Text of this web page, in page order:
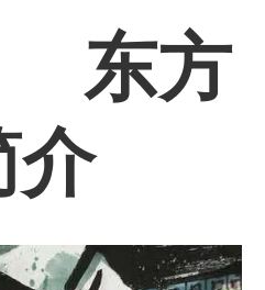
方
介